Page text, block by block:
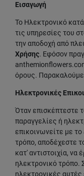
Εισαγωγή
Το Ηλεκτρονικό
τις υπηρεσίες του
την αποδοχή από
Χρήσης. Εφόσον
όρους. Παρακαλούμε
Ηλεκτρονικές
Όταν επισκέπτεστε
παραγγελίες ή
επικοινωνείτε με
τρόπο, αποδέχεστε
κατ' αντιστοιχία, να
ηλεκτρονικό τρόπο.
ηλεκτρονικές αυτές